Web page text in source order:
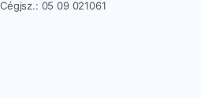
05 09 021061